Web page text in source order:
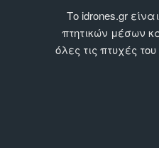
Το idrones.gr
πτητικών μέσων
όλες τις πτυχές